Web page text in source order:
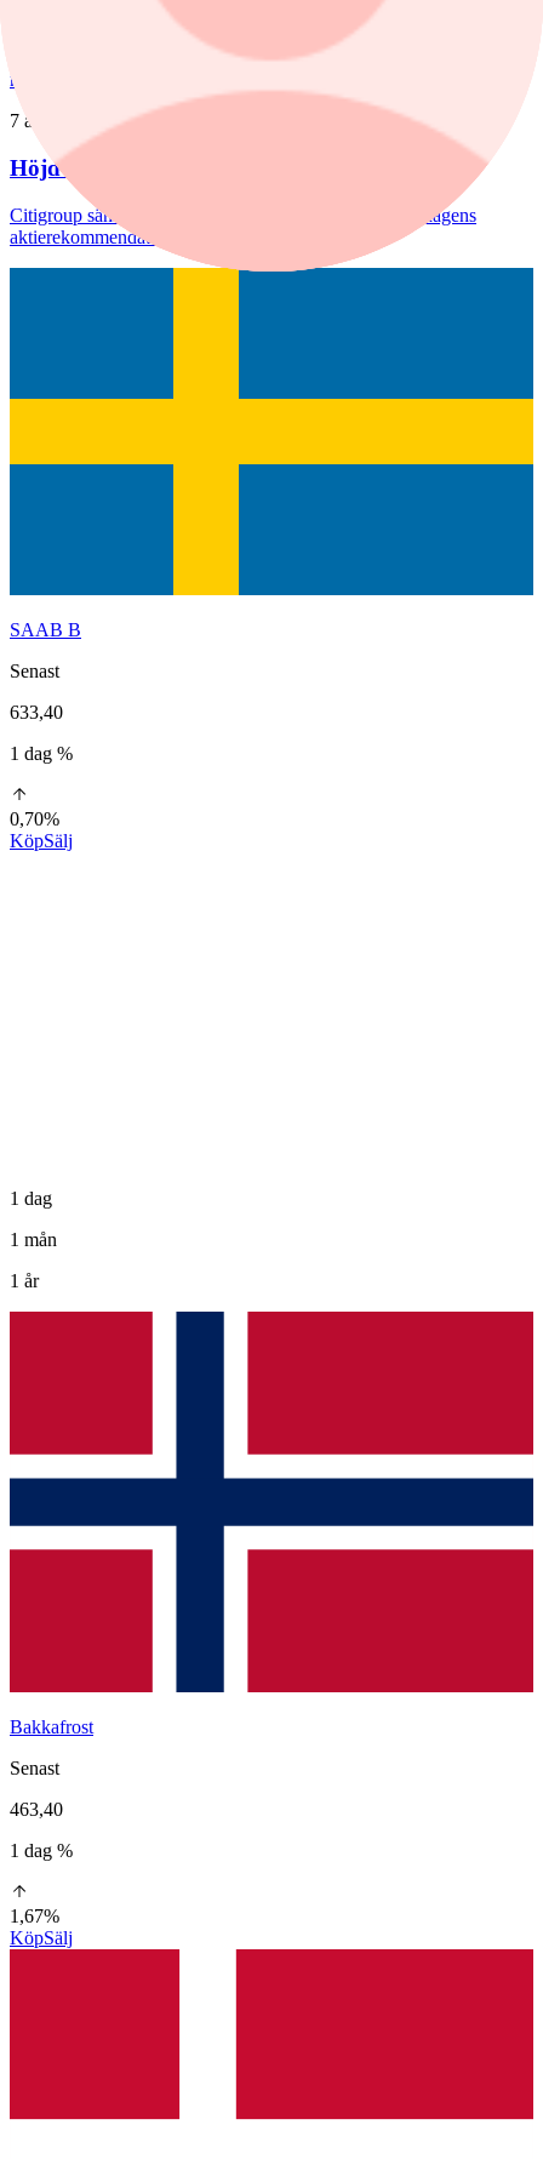
glädjande signal", menar Liza Nyberg, tf VD för Svensk
nyheter
7 augusti, 08:39
Höjd riktkurs för Nibe
Citigroup sänker riktkursen för Novo Nordisk. Här är dagens
aktierekommendationer.
SAAB B
Senast
633,40
1 dag %
0,70%
KöpSälj
1 dag
1 mån
1 år
Bakkafrost
Senast
463,40
1 dag %
1,67%
KöpSälj